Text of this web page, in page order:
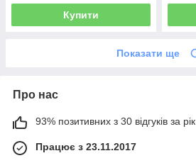
Купити
Показати ще
Про нас
93% позитивних з 30 відгуків за рік
Працює з 23.11.2017